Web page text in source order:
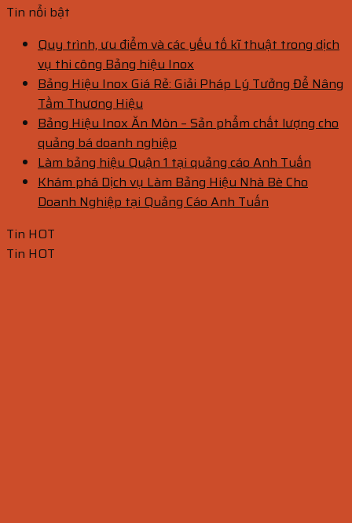
Tin nổi bật
Quy trình, ưu điểm và các yếu tố kĩ thuật trong dịch
vụ thi công Bảng hiệu Inox
Bảng Hiệu Inox Giá Rẻ: Giải Pháp Lý Tưởng Để Nâng
Tầm Thương Hiệu
Bảng Hiệu Inox Ăn Mòn – Sản phẩm chất lượng cho
quảng bá doanh nghiệp
Làm bảng hiệu Quận 1 tại quảng cáo Anh Tuấn
Khám phá Dịch vụ Làm Bảng Hiệu Nhà Bè Cho
Doanh Nghiệp tại Quảng Cáo Anh Tuấn
Tin HOT
Tin HOT